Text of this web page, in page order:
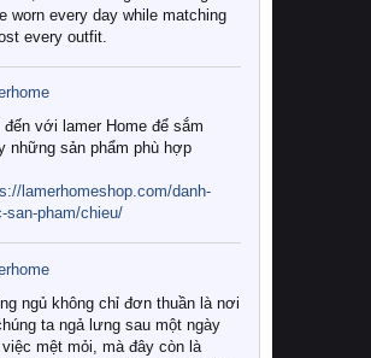
worn every day while matching
every outfit.
đến với lamer Home để sắm
những sản phẩm phù hợp
lamerhomeshop.com/danh-
san-pham/chieu/
ngủ không chỉ đơn thuần là nơi
ta ngả lưng sau một ngày
việc mệt mỏi, mà đây còn là